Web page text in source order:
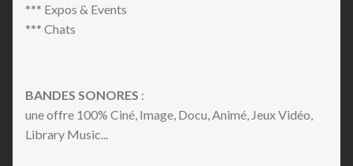
*** Expos & Events
*** Chats
BANDES SONORES :
une offre 100% Ciné, Image, Docu, Animé, Jeux Vidéo,
Library Music...